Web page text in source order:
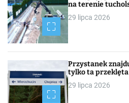
na terenie
29 lipca 2026
Przystanek
tylko ta
29 lipca 2026